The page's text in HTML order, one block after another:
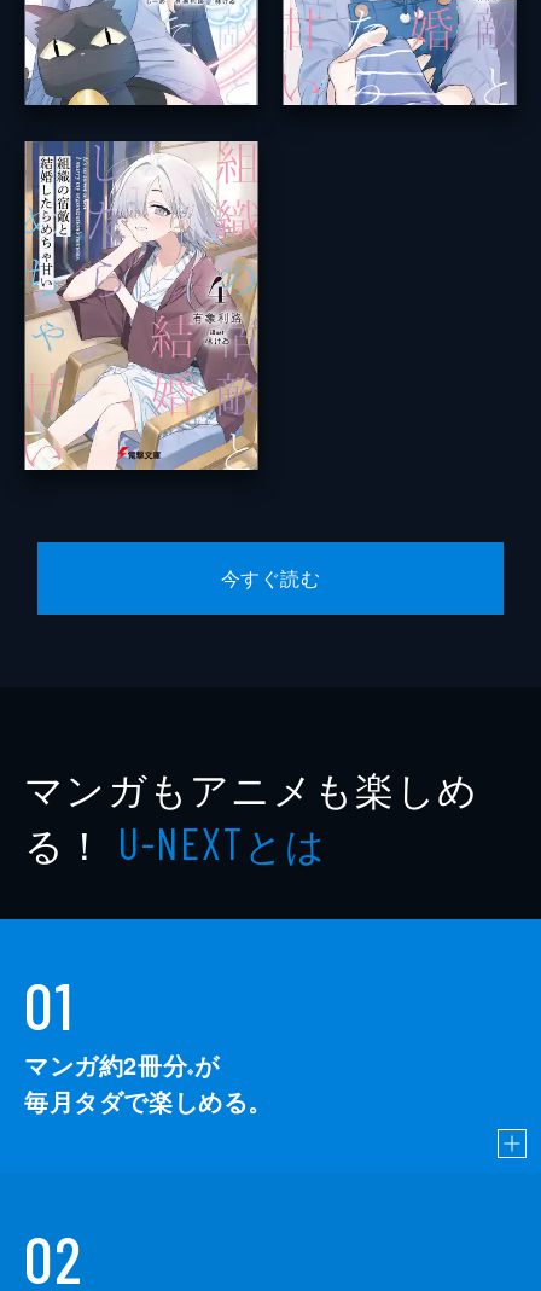
今すぐ読む
マンガもアニメも楽しめ
る！ U-NEXTとは
01
マンガ約2冊分※が
毎月タダで楽しめる。
02